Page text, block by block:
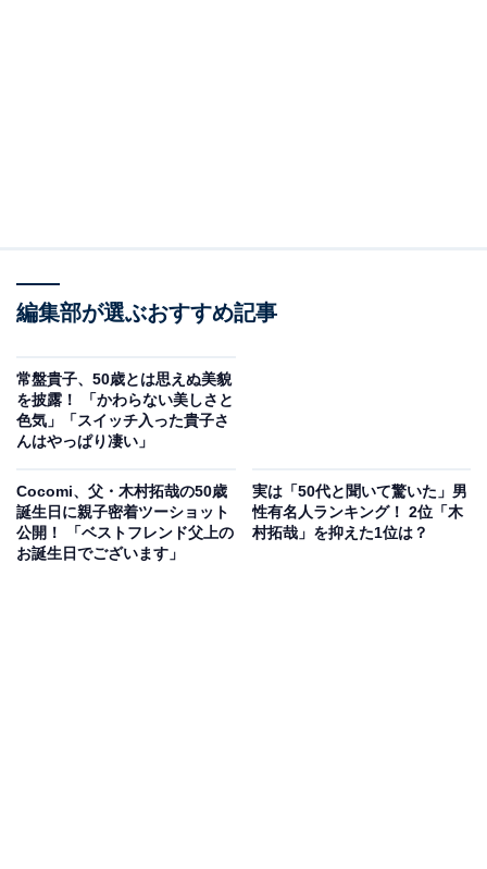
編集部が選ぶおすすめ記事
常盤貴子、50歳とは思えぬ美貌
を披露！ 「かわらない美しさと
色気」「スイッチ入った貴子さ
んはやっぱり凄い」
Cocomi、父・木村拓哉の50歳
誕生日に親子密着ツーショット
公開！ 「ベストフレンド父上の
お誕生日でございます」
実は「50代と聞いて驚いた」男
性有名人ランキング！ 2位「木
村拓哉」を抑えた1位は？